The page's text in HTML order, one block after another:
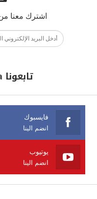
اشترك معنا
تابعونا
فايسبوك
انضم الينا
يوتيوب
انضم الينا